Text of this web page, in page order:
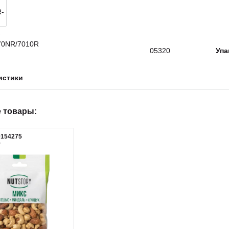
05320
товары: